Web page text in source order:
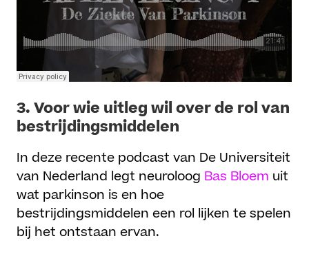
3.Voor wie uitleg wil over de rol van
bestrijdingsmiddelen
In deze recente podcast van De Universiteit
van Nederland legt neuroloog Bas Bloem uit
wat parkinson is en hoe
bestrijdingsmiddelen een rol lijken te spelen
bij het ontstaan ervan.